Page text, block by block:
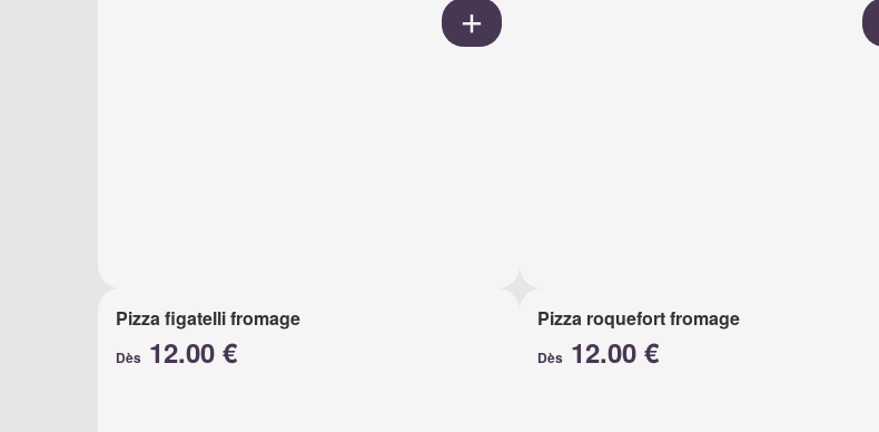
Pizza figatelli fromage
Dès 12.00 €
Pizza roquefort fromage
Dès12.00 €